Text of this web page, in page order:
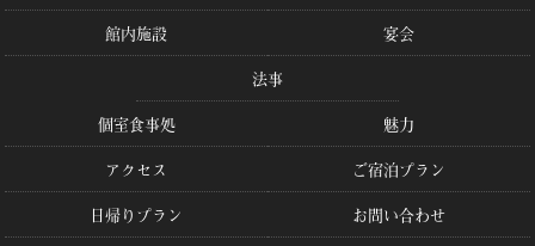
館内施設
宴会
法事
個室食事処
魅力
アクセス
ご宿泊プラン
日帰りプラン
お問い合わせ